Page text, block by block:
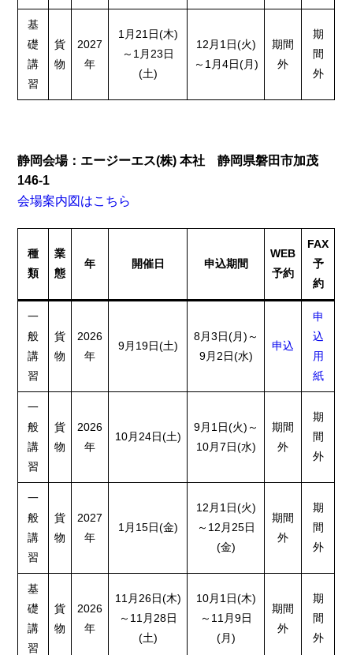
基
礎
講
習
貨
物
2027
年
1月21日(木)
～1月23日
(土)
12月1日(火)
～1月4日(月)
期間
外
期
間
外
静岡会場：エージーエス(株) 本社 静岡県磐田市加茂
146-1
会場案内図はこちら
種
類
業
態
年 開催日 申込期間
WEB
予約
FAX
予
約
一
般
講
習
貨
物
2026
年
9月19日(土)
8月3日(月)～
9月2日(水)
申込
申
込
用
紙
一
般
講
習
貨
物
2026
年
10月24日(土)
9月1日(火)～
10月7日(水)
期間
外
期
間
外
一
般
講
習
貨
物
2027
年
1月15日(金)
12月1日(火)
～12月25日
(金)
期間
外
期
間
外
基
礎
講
習
貨
物
2026
年
11月26日(木)
～11月28日
(土)
10月1日(木)
～11月9日
(月)
期間
外
期
間
外